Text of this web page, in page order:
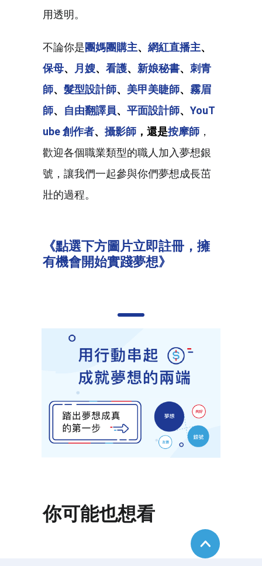
用透明。
不論你是團媽團購主、 網紅直播主、
保母、 月嫂、 看護、 新娘秘書、 刺青
師、 髮型設計師、 美甲美睫師、 霧眉
師、 自由翻譯員、 平面設計師、 YouT
ube 創作者、 攝影師，還是按摩師，
歡迎各個職業類型的職人加入夢想銀
號，讓我們一起參與你們夢想成長茁
壯的過程。
《點選下方圖片立即註冊，擁
有機會開始實踐夢想》
你可能也想看